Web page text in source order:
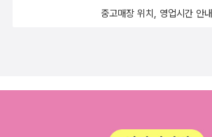
중고매장 위치, 영업시간 안내